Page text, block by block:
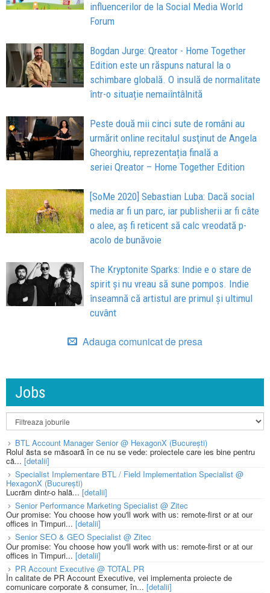
influencerilor de la Social Media World
Forum
Bogdan Jurge: Qreator - Home Together
Edition este un răspuns natural la o
schimbare globală. O insulă de normalitate
într-o situație nemaiîntâlnită
Peste două mii cinci sute de români au
urmărit online recitalul susţinut de Angela
Gheorghiu, reprezentația finală a
seriei Qreator – Home Together Edition
[SoMe 2020] Sebastian Luba: Dacă social
media ar fi un parc, iar publisherii ar fi câte
o alee, aș fi reticent să calc vreodată p-
acolo de bunăvoie
The Kryptonite Sparks: Indie e o stare de
spirit și nu vreau să sune pompos. Indie
înseamnă că artistul are primul și ultimul
cuvânt
Adauga comunicat de presa
Jobs
BTL Account Manager Senior @ HexagonX (București)
Rolul ăsta se măsoară în ce nu se vede: proiectele care ies bine pentru
că... [detalii]
Specialist Implementare BTL / Field Implementation Specialist @
HexagonX (București)
Lucrăm dintr-o hală... [detalii]
Senior Performance Marketing Specialist @ Zitec
Our promise: You choose how you'll work with us: remote-first or at our
offices in Timpuri... [detalii]
Senior SEO & GEO Specialist @ Zitec
Our promise: You choose how you'll work with us: remote-first or at our
offices in Timpuri... [detalii]
PR Account Executive @ TOTAL PR
În calitate de PR Account Executive, vei implementa proiecte de
comunicare corporate & consumer, în... [detalii]